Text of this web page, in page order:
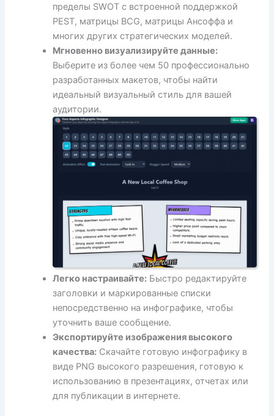
пределы SWOT с встроенной поддержкой
PEST, матрицы BCG, матрицы Ансоффа и
многих других стратегических моделей.
Мгновенно визуализируйте данные:
Выберите из более чем 50 профессионально
разработанных макетов, чтобы найти
идеальный визуальный стиль для вашей
аудитории.
Легко настраивайте: Быстро редактируйте
заголовки и маркированные списки
непосредственно на инфографике, чтобы
уточнить ваше сообщение.
Экспортируйте изображения высокого
качества: Скачайте готовую инфографику в
виде PNG высокого разрешения, готовую к
использованию в презентациях, отчетах или
для публикации в интернете.